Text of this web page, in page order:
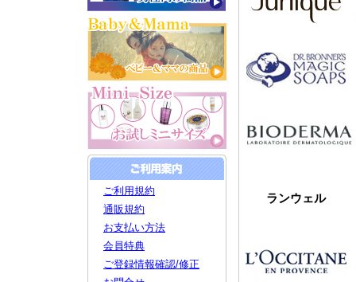
ランウェル
ご利用規約
通販規約
お支払い方法
会員特典
ご登録情報確認/修正